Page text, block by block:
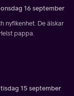
16 september
nyfikenhet. De älskar
pappa.
15 september